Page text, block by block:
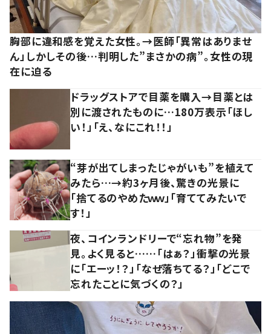
胸部に違和感を覚えた女性。→医師「異常はありませ
ん」しかしその後…判明した”まさかの病”。女性の現
在に迫る
ドラッグストアで目薬を購入→目薬とは
別に渡されたものに…180万表示「ほし
い！」「え、なにこれ！！」
“芽が出てしまったじゃがいも”を植えて
みたら…→約3ヶ月後、驚きの光景に
「捨てるのやめたｗｗ」「育ててみたいで
す！」
夜、コインランドリーで“忘れ物”を発
見。よく見ると……「はぁ？」衝撃の光景
に「エーッ！？」「なぜ落ちてる？」「どこで
忘れたことに気づくの？」